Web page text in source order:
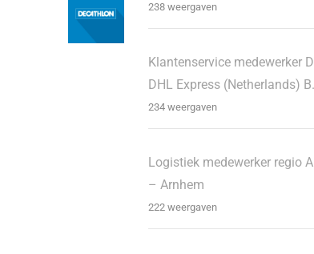
238 weergaven
Klantenservice medewerker
DHL Express (Netherlands)
234 weergaven
Logistiek medewerker regio
– Arnhem
222 weergaven